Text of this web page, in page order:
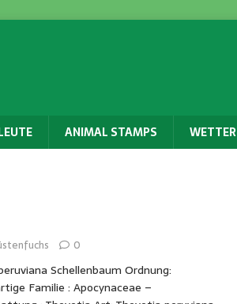
ANIMAL STAMPS WETTER
0
Schellenbaum Ordnung:
Familie : Apocynaceae –